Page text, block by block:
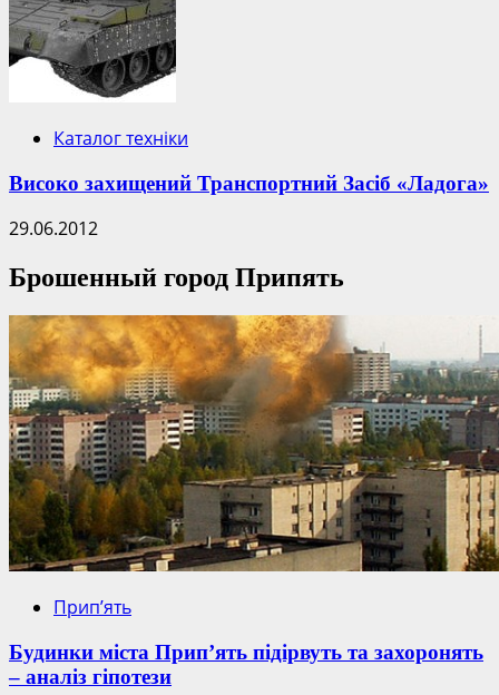
Каталог техніки
Високо захищений Транспортний Засіб «Ладога»
29.06.2012
Брошенный город Припять
Прип’ять
Будинки міста Прип’ять підірвуть та захоронять
– аналіз гіпотези